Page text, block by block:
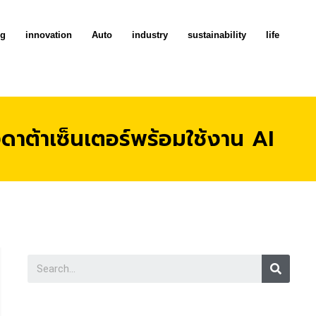
innovation Auto industry sustainability life
ต้าเซ็นเตอร์พร้อมใช้งาน AI